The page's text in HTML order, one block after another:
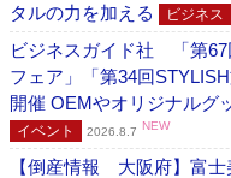
タルの力を加える
ビジネス
ビジネスガイド社 「第67
フェア」「第34回
開催 OEMやオリジナルグ
イベント 2026.8.7 NEW
【倒産情報 大阪府】富